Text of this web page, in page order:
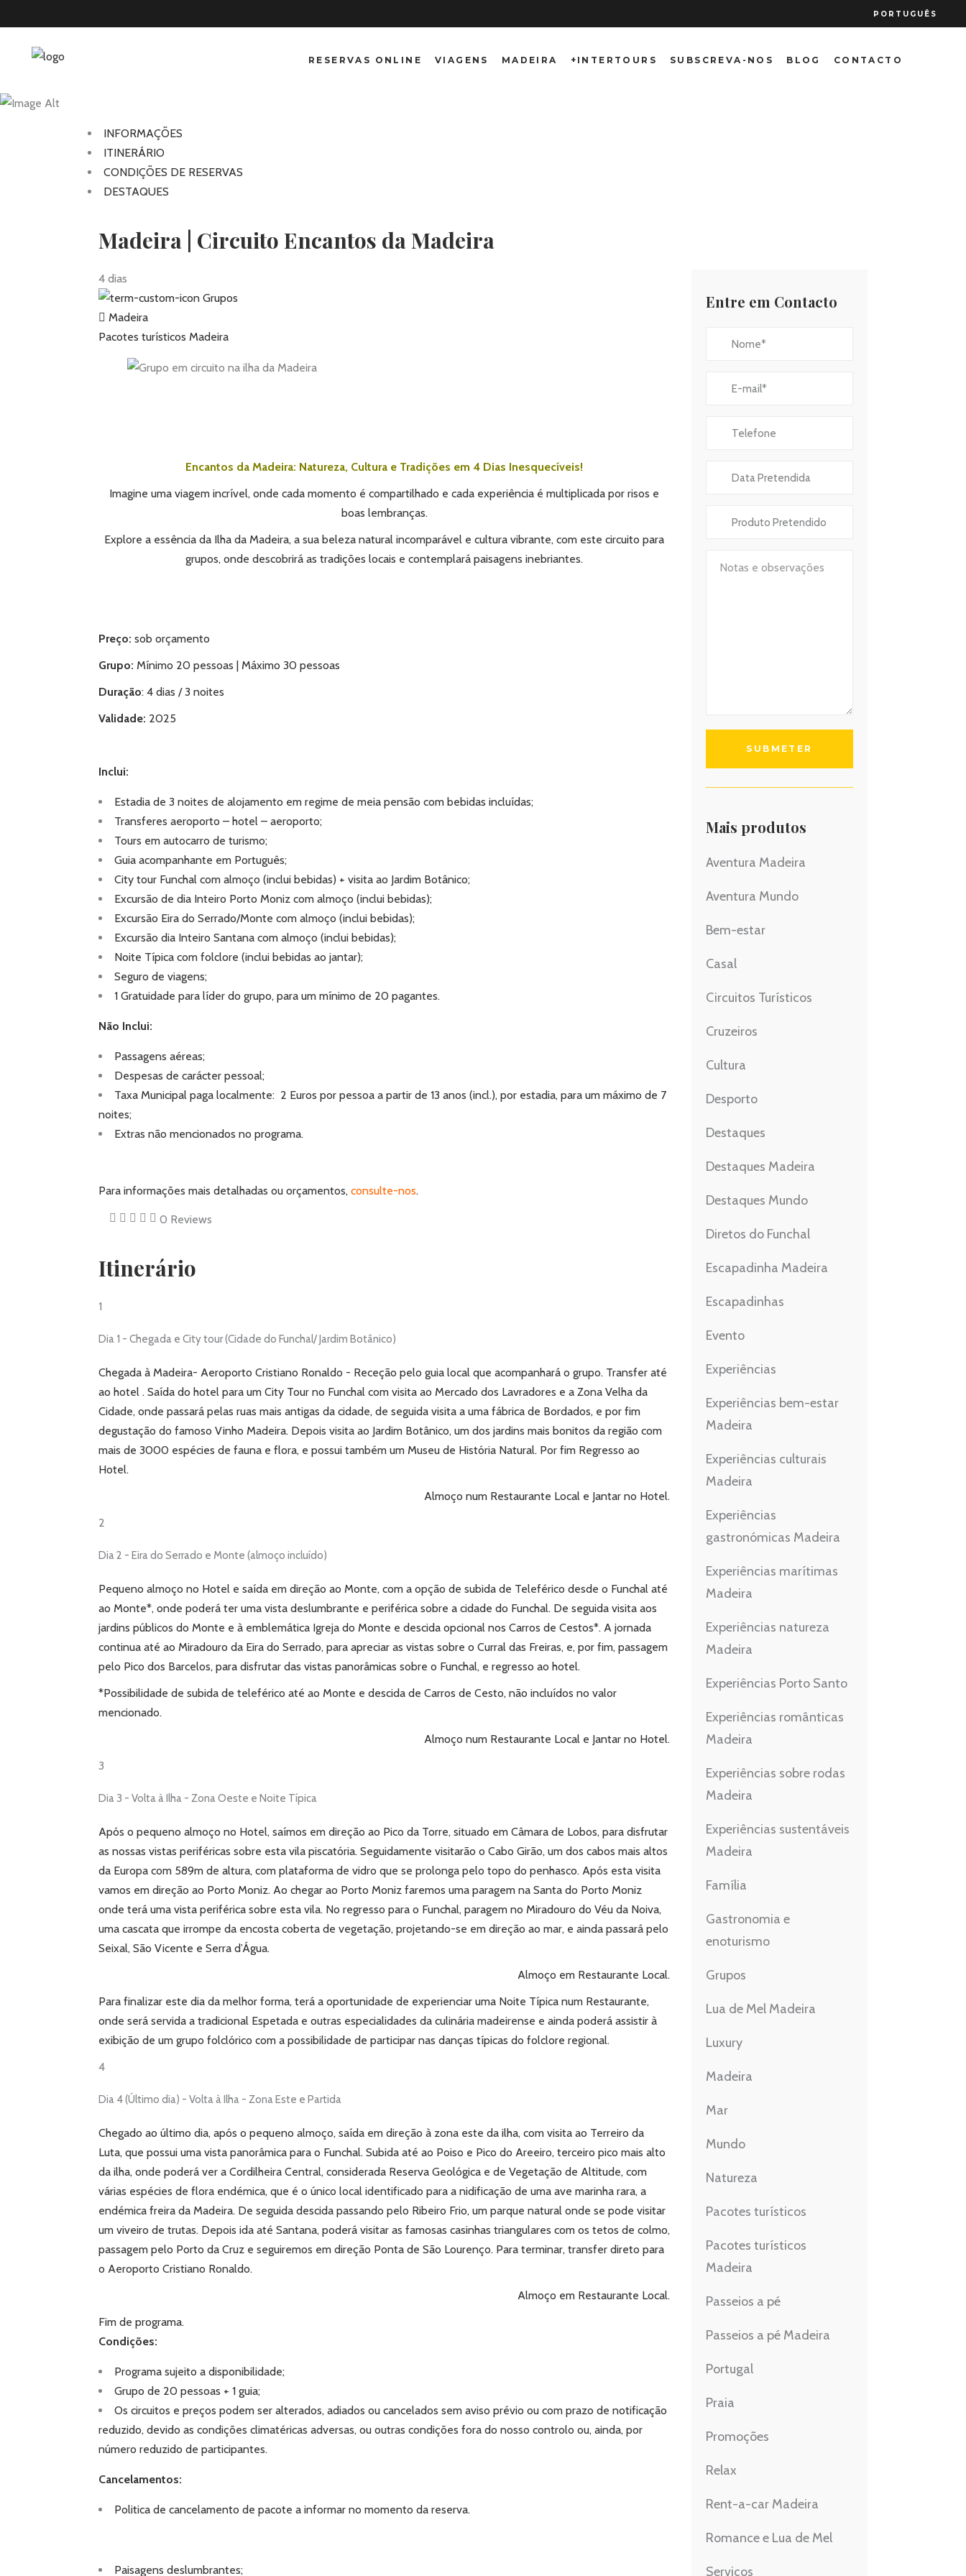
PORTUGUÊS
RESERVAS ONLINE VIAGENS MADEIRA +INTERTOURS SUBSCREVA-NOS BLOG CONTACTO
INFORMAÇÕES
ITINERÁRIO
CONDIÇÕES DE RESERVAS
DESTAQUES
Madeira | Circuito Encantos da Madeira
4 dias
Grupos
Madeira
Pacotes turísticos Madeira
Encantos da Madeira: Natureza, Cultura e Tradições em 4 Dias Inesquecíveis!
Imagine uma viagem incrível, onde cada momento é compartilhado e cada experiência é multiplicada por risos e
boas lembranças.
Explore a essência da Ilha da Madeira, a sua beleza natural incomparável e cultura vibrante, com este circuito para
grupos, onde descobrirá as tradições locais e contemplará paisagens inebriantes.
Preço: sob orçamento
Grupo: Mínimo 20 pessoas | Máximo 30 pessoas
Duração: 4 dias / 3 noites
Validade: 2025
Inclui:
Estadia de 3 noites de alojamento em regime de meia pensão com bebidas incluídas;
Transferes aeroporto – hotel – aeroporto;
Tours em autocarro de turismo;
Guia acompanhante em Português;
City tour Funchal com almoço (inclui bebidas) + visita ao Jardim Botânico;
Excursão de dia Inteiro Porto Moniz com almoço (inclui bebidas);
Excursão Eira do Serrado/Monte com almoço (inclui bebidas);
Excursão dia Inteiro Santana com almoço (inclui bebidas);
Noite Típica com folclore (inclui bebidas ao jantar);
Seguro de viagens;
1 Gratuidade para líder do grupo, para um mínimo de 20 pagantes.
Não Inclui:
Passagens aéreas;
Despesas de carácter pessoal;
Taxa Municipal paga localmente: 2 Euros por pessoa a partir de 13 anos (incl.), por estadia, para um máximo de 7
noites;
Extras não mencionados no programa.
Para informações mais detalhadas ou orçamentos, consulte-nos.
0 Reviews
Itinerário
1
Dia 1 - Chegada e City tour (Cidade do Funchal/ Jardim Botânico)
Chegada à Madeira- Aeroporto Cristiano Ronaldo - Receção pelo guia local que acompanhará o grupo. Transfer até
ao hotel . Saída do hotel para um City Tour no Funchal com visita ao Mercado dos Lavradores e a Zona Velha da
Cidade, onde passará pelas ruas mais antigas da cidade, de seguida visita a uma fábrica de Bordados, e por fim
degustação do famoso Vinho Madeira. Depois visita ao Jardim Botânico, um dos jardins mais bonitos da região com
mais de 3000 espécies de fauna e flora, e possui também um Museu de História Natural. Por fim Regresso ao
Hotel.
Almoço num Restaurante Local e Jantar no Hotel.
2
Dia 2 - Eira do Serrado e Monte (almoço incluído)
Pequeno almoço no Hotel e saída em direção ao Monte, com a opção de subida de Teleférico desde o Funchal até
ao Monte*, onde poderá ter uma vista deslumbrante e periférica sobre a cidade do Funchal. De seguida visita aos
jardins públicos do Monte e à emblemática Igreja do Monte e descida opcional nos Carros de Cestos*. A jornada
continua até ao Miradouro da Eira do Serrado, para apreciar as vistas sobre o Curral das Freiras, e, por fim, passagem
pelo Pico dos Barcelos, para disfrutar das vistas panorâmicas sobre o Funchal, e regresso ao hotel.
*Possibilidade de subida de teleférico até ao Monte e descida de Carros de Cesto, não incluídos no valor
mencionado.
Almoço num Restaurante Local e Jantar no Hotel.
3
Dia 3 - Volta à Ilha - Zona Oeste e Noite Típica
Após o pequeno almoço no Hotel, saímos em direção ao Pico da Torre, situado em Câmara de Lobos, para disfrutar
as nossas vistas periféricas sobre esta vila piscatória. Seguidamente visitarão o Cabo Girão, um dos cabos mais altos
da Europa com 589m de altura, com plataforma de vidro que se prolonga pelo topo do penhasco. Após esta visita
vamos em direção ao Porto Moniz. Ao chegar ao Porto Moniz faremos uma paragem na Santa do Porto Moniz
onde terá uma vista periférica sobre esta vila. No regresso para o Funchal, paragem no Miradouro do Véu da Noiva,
uma cascata que irrompe da encosta coberta de vegetação, projetando-se em direção ao mar, e ainda passará pelo
Seixal, São Vicente e Serra d’Água.
Almoço em Restaurante Local.
Para finalizar este dia da melhor forma, terá a oportunidade de experienciar uma Noite Típica num Restaurante,
onde será servida a tradicional Espetada e outras especialidades da culinária madeirense e ainda poderá assistir à
exibição de um grupo folclórico com a possibilidade de participar nas danças típicas do folclore regional.
4
Dia 4 (Último dia) - Volta à Ilha - Zona Este e Partida
Chegado ao último dia, após o pequeno almoço, saída em direção à zona este da ilha, com visita ao Terreiro da
Luta, que possui uma vista panorâmica para o Funchal. Subida até ao Poiso e Pico do Areeiro, terceiro pico mais alto
da ilha, onde poderá ver a Cordilheira Central, considerada Reserva Geológica e de Vegetação de Altitude, com
várias espécies de flora endémica, que é o único local identificado para a nidificação de uma ave marinha rara, a
endémica freira da Madeira. De seguida descida passando pelo Ribeiro Frio, um parque natural onde se pode visitar
um viveiro de trutas. Depois ida até Santana, poderá visitar as famosas casinhas triangulares com os tetos de colmo,
passagem pelo Porto da Cruz e seguiremos em direção Ponta de São Lourenço. Para terminar, transfer direto para
o Aeroporto Cristiano Ronaldo.
Almoço em Restaurante Local.
Fim de programa.
Condições:
Programa sujeito a disponibilidade;
Grupo de 20 pessoas + 1 guia;
Os circuitos e preços podem ser alterados, adiados ou cancelados sem aviso prévio ou com prazo de notificação
reduzido, devido as condições climatéricas adversas, ou outras condições fora do nosso controlo ou, ainda, por
número reduzido de participantes.
Cancelamentos:
Politica de cancelamento de pacote a informar no momento da reserva.
Paisagens deslumbrantes;
Entre em Contacto
Mais produtos
Aventura Madeira
Aventura Mundo
Bem-estar
Casal
Circuitos Turísticos
Cruzeiros
Cultura
Desporto
Destaques
Destaques Madeira
Destaques Mundo
Diretos do Funchal
Escapadinha Madeira
Escapadinhas
Evento
Experiências
Experiências bem-estar
Madeira
Experiências culturais
Madeira
Experiências
gastronómicas Madeira
Experiências marítimas
Madeira
Experiências natureza
Madeira
Experiências Porto Santo
Experiências românticas
Madeira
Experiências sobre rodas
Madeira
Experiências sustentáveis
Madeira
Família
Gastronomia e
enoturismo
Grupos
Lua de Mel Madeira
Luxury
Madeira
Mar
Mundo
Natureza
Pacotes turísticos
Pacotes turísticos
Madeira
Passeios a pé
Passeios a pé Madeira
Portugal
Praia
Promoções
Relax
Rent-a-car Madeira
Romance e Lua de Mel
Serviços